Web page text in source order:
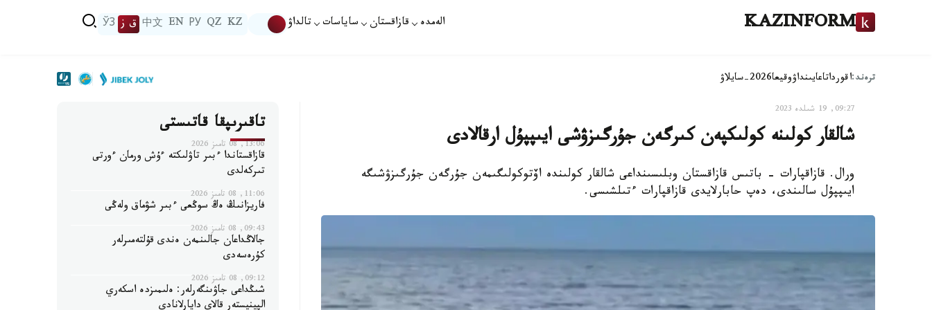
KAZINFORM الەمدە قازاقستان ساياسات تالداۋ KZ
QZ
РУ
EN
中文 ق ز ЎЗ
ترەند:اقورداتاعايىنداۋوقيعا2026-سايلاۋ
09:27, 19 شىلدە 2023
شالقار كولىنە كولىكپەن كىرگەن جۇرگىزۋشى ايىپپۇل ارقالادى
ورال. قازاقپارات - باتىس قازاقستان وبلىسىنداعى شالقار كولىندە اۆتوكولىگىمەن جۇرگەن جۇرگىزۋشىگە
ايىپپۇل سالىندى، دەپ حابارلايدى قازاقپارات ءتىلشىسى.
تاقىرىپقا قاتىستى
13:06, 08 تامىز 2026
قازاقستاندا ءبىر تاۋلىكتە ءۇش ورمان ءورتى
تىركەلدى
11:06, 08 تامىز 2026
فاريزانىڭ ەڭ سوڭعى ءبىر شۋماق ولەڭى
09:43, 08 تامىز 2026
جالاڭداعان جالىنمەن ەندى قۇلتەمىرلەر
كۇرەسەدى
09:12, 08 تامىز 2026
شىڭداعى جاۋىنگەرلەر: ەلىمىزدە اسكەري
الپينيستەر قالاي دايارلانادى